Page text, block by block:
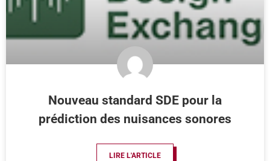
Nouveau standard SDE pour la
prédiction des nuisances sonores
LIRE L'ARTICLE